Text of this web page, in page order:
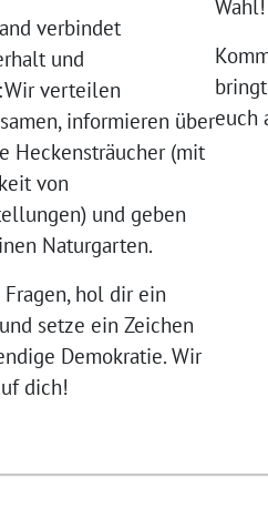
verbindet
und
Wir verteilen
informieren über
Heckensträucher (mit
von
und geben
Naturgarten.
hol dir ein
setze ein Zeichen
Demokratie. Wir
dich!
Wahl!
euch